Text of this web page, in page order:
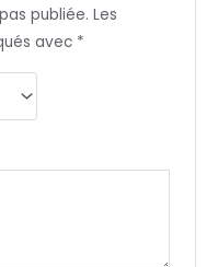
publiée. Les
avec *